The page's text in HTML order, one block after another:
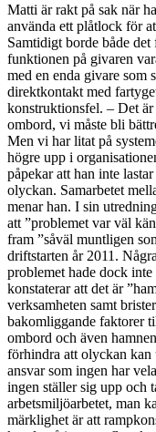
Matti är rakt på sak när
använda ett plåtlock för
Samtidigt borde både
funktionen på givaren
med en enda givare som
direktkontakt med
konstruktionsfel. – Det
ombord, vi måste bli
Men vi har litat på
högre upp i
påpekar att han inte
olyckan. Samarbetet
menar han. I sin
att ”problemet var väl
fram ”såväl muntligen
driftstarten år 2011.
problemet hade dock
konstaterar att det är
verksamheten samt
bakomliggande faktorer
ombord och även
förhindra att olyckan kan
ansvar som ingen har
ingen ställer sig upp och
arbetsmiljöarbetet, man
märklighet är att